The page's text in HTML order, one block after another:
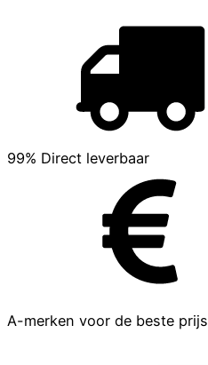
99% Direct leverbaar
A-merken voor de beste prijs